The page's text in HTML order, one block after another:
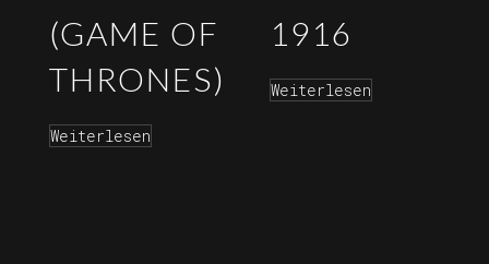
(GAME OF
THRONES)
Weiterlesen
1916
Weiterlesen